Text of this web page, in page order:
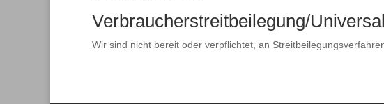
Verbraucher­streit­beilegung/
Wir sind nicht bereit oder verpflichtet, an